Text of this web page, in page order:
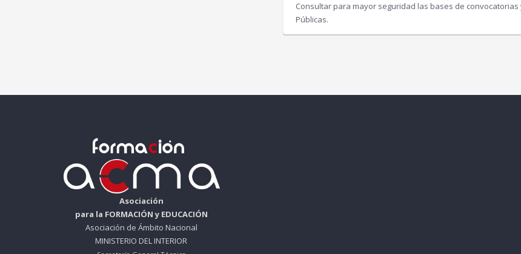
Consultar para mayor seguridad las bases de
Públicas.
Asociación
para la FORMACIÓN y EDUCACIÓN
Asociación de Ámbito Nacional
MINISTERIO DEL INTERIOR